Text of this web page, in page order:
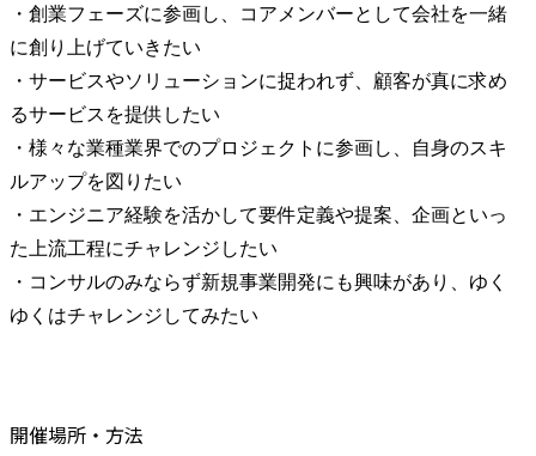
・創業フェーズに参画し、コアメンバーとして会社を一緒
に創り上げていきたい
・サービスやソリューションに捉われず、顧客が真に求め
るサービスを提供したい
・様々な業種業界でのプロジェクトに参画し、自身のスキ
ルアップを図りたい
・エンジニア経験を活かして要件定義や提案、企画といっ
た上流工程にチャレンジしたい
・コンサルのみならず新規事業開発にも興味があり、ゆく
ゆくはチャレンジしてみたい
開催場所・方法